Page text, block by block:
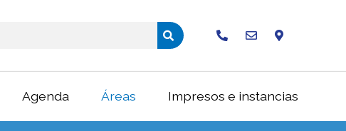
Agenda Áreas Impresos e instancias